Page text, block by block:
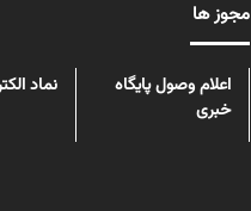
مجوز ها
اعلام وصول پایگاه
خبری
نماد